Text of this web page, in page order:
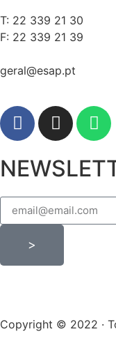
T: 22 339 21 30
F: 22 339 21 39
geral@esap.pt
>
Copyright © 2022 ·